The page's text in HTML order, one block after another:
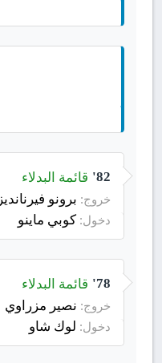
82' قائمة البدلاء
خروج: برونو فيرنانديز
دخول: كوبي ماينو
78' قائمة البدلاء
خروج: نصير مزراوي
دخول: لوك شاو